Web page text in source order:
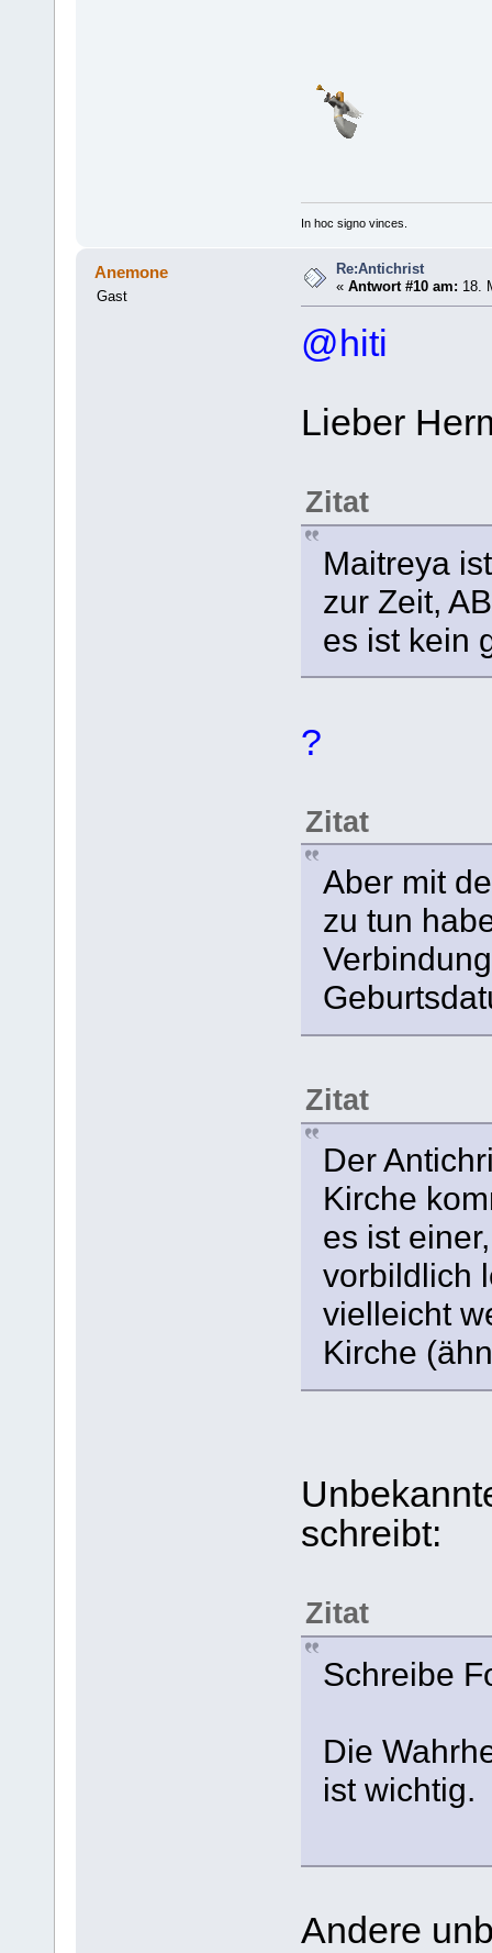
In hoc signo vinces.
Anemone
Gast
Re:Antichrist
«Antwort #10 am: 18.
@hiti
Lieber
Zitat
Maitreya
zur Zeit,
es ist kein
?
Zitat
Aber mit
zu tun
Zitat
Der
Kirche
es ist
vorbildlich
vielleicht
Kirche
schreibt:
Zitat
Schreibe
Die
ist wichtig.
Andere